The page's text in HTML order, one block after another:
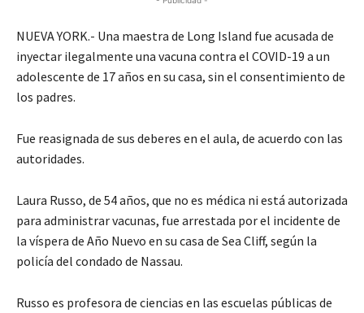
NUEVA YORK.- Una maestra de Long Island fue acusada de
inyectar ilegalmente una vacuna contra el COVID-19 a un
adolescente de 17 años en su casa, sin el consentimiento de
los padres.
Fue reasignada de sus deberes en el aula, de acuerdo con las
autoridades.
Laura Russo, de 54 años, que no es médica ni está autorizada
para administrar vacunas, fue arrestada por el incidente de
la víspera de Año Nuevo en su casa de Sea Cliff, según la
policía del condado de Nassau.
Russo es profesora de ciencias en las escuelas públicas de